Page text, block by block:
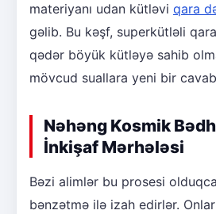
materiyanı udan kütləvi qara
gəlib. Bu kəşf, superkütləli
qədər böyük kütləyə sahib
mövcud suallara yeni bir
Nəhəng Kosmik
İnkişaf Mərhələsi
Bəzi alimlər bu prosesi
bənzətmə ilə izah edirlər.